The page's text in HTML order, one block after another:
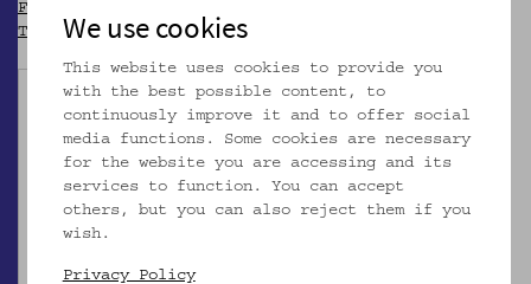
Facebook
TwitterWe use cookies
This website uses cookies to provide you
with the best possible content, to
continuously improve it and to offer social
media functions. Some cookies are necessary
for the website you are accessing and its
services to function. You can accept
others, but you can also reject them if you
wish.
Privacy Policy